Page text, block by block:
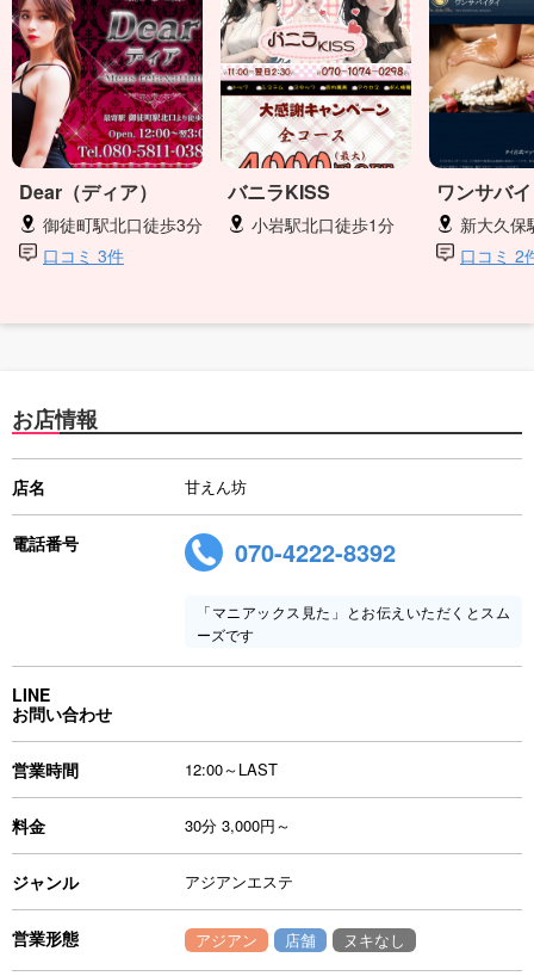
Dear（ディア）
御徒町駅北口徒歩3分
口コミ 3件
バニラKISS
小岩駅北口徒歩1分
ワンサバイ
新大久保駅
口コミ 2
お店情報
店名 甘えん坊
電話番号 070-4222-8392
「マニアックス見た」とお伝えいただくとスム
ーズです
LINE
お問い合わせ
営業時間 12:00～LAST
料金 30分 3,000円～
ジャンル アジアンエステ
営業形態 アジアン 店舗 ヌキなし